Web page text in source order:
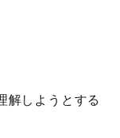
解しようとする